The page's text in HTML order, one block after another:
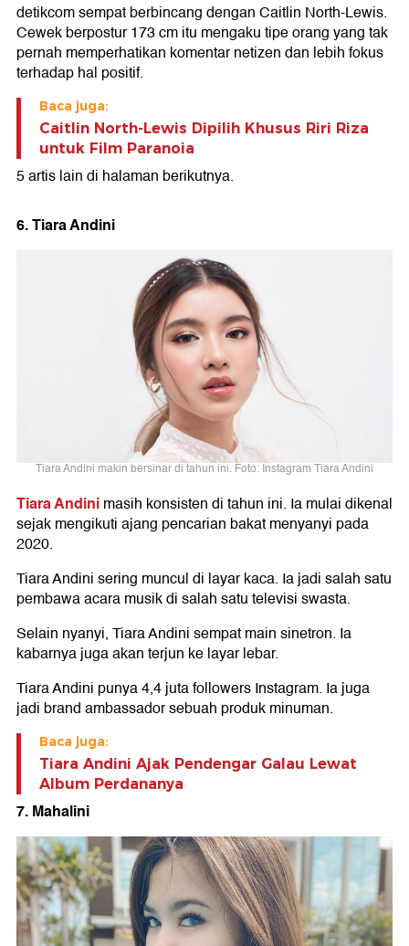
detikcom sempat berbincang dengan Caitlin North-Lewis.
Cewek berpostur 173 cm itu mengaku tipe orang yang tak
pernah memperhatikan komentar netizen dan lebih fokus
terhadap hal positif.
Baca juga:
Caitlin North-Lewis Dipilih Khusus Riri Riza
untuk Film Paranoia
5 artis lain di halaman berikutnya.
6. Tiara Andini
Tiara Andini makin bersinar di tahun ini. Foto: Instagram Tiara Andini
Tiara Andinimasih konsisten di tahun ini. Ia mulai dikenal
sejak mengikuti ajang pencarian bakat menyanyi pada
2020.
Tiara Andini sering muncul di layar kaca. Ia jadi salah satu
pembawa acara musik di salah satu televisi swasta.
Selain nyanyi, Tiara Andini sempat main sinetron. Ia
kabarnya juga akan terjun ke layar lebar.
Tiara Andini punya 4,4 juta followers Instagram. Ia juga
jadi brand ambassador sebuah produk minuman.
Baca juga:
Tiara Andini Ajak Pendengar Galau Lewat
Album Perdananya
7. Mahalini